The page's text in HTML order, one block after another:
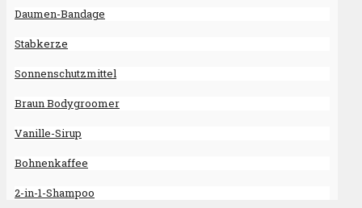
Daumen-Bandage
Stabkerze
Sonnenschutzmittel
Braun Bodygroomer
Vanille-Sirup
Bohnenkaffee
2-in-1-Shampoo